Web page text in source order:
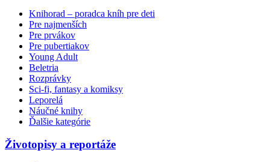
Knihorad – poradca kníh pre deti
Pre najmenších
Pre prvákov
Pre pubertiakov
Young Adult
Beletria
Rozprávky
Sci-fi, fantasy a komiksy
Leporelá
Náučné knihy
Ďalšie kategórie
Životopisy a reportáže